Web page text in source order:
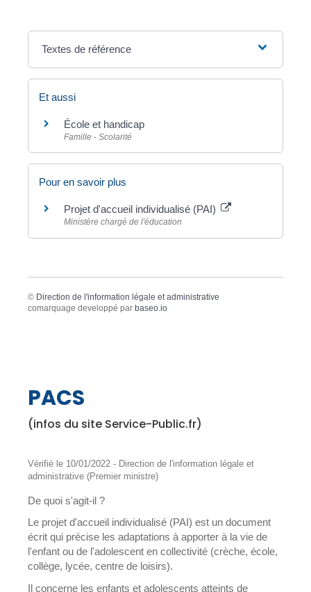
Textes de référence
Et aussi
École et handicap
Famille - Scolarité
Pour en savoir plus
Projet d'accueil individualisé (PAI)
Ministère chargé de l'éducation
© Direction de l'information légale et administrative
comarquage developpé par baseo.io
PACS
(infos du site Service-Public.fr)
Vérifié le 10/01/2022 - Direction de l'information légale et
administrative (Premier ministre)
De quoi s'agit-il ?
Le projet d'accueil individualisé (PAI) est un document
écrit qui précise les adaptations à apporter à la vie de
l'enfant ou de l'adolescent en collectivité (crèche, école,
collège, lycée, centre de loisirs).
Il concerne les enfants et adolescents atteints de